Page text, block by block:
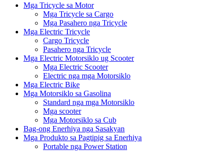
Mga Tricycle sa Motor
Mga Tricycle sa Cargo
Mga Pasahero nga Tricycle
Mga Electric Tricycle
Cargo Tricycle
Pasahero nga Tricycle
Mga Electric Motorsiklo ug Scooter
Mga Electric Scooter
Electric nga mga Motorsiklo
Mga Electric Bike
Mga Motorsiklo sa Gasolina
Standard nga mga Motorsiklo
Mga scooter
Mga Motorsiklo sa Cub
Bag-ong Enerhiya nga Sasakyan
Mga Produkto sa Pagtipig sa Enerhiya
Portable nga Power Station